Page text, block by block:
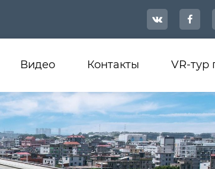
 
Видео Контакты VR-тур